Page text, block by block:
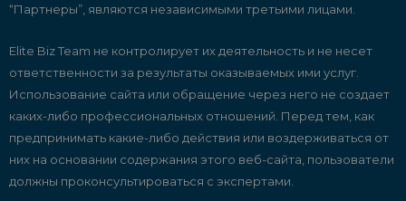
“Партнеры”, являются независимыми третьими лицами.
Elite Biz Team не контролирует их деятельность и не несет
ответственности за результаты оказываемых ими услуг.
Использование сайта или обращение через него не создает
каких-либо профессиональных отношений. Перед тем, как
предпринимать какие-либо действия или воздерживаться от
них на основании содержания этого веб-сайта, пользователи
должны проконсультироваться с экспертами.